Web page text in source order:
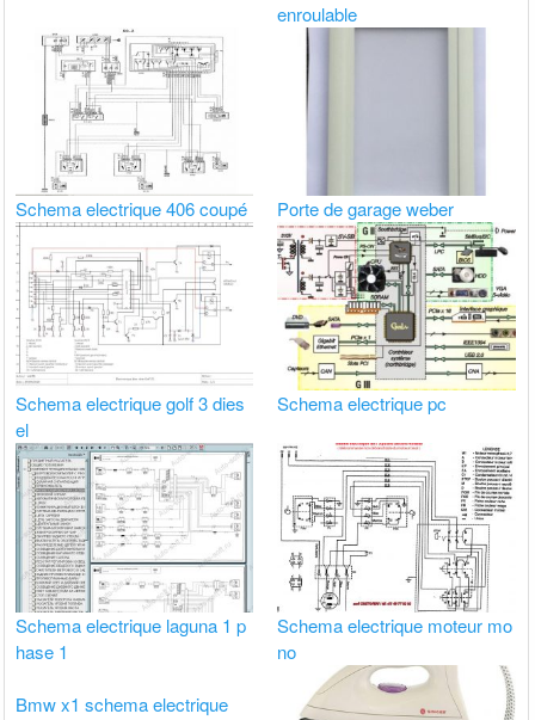
enroulable
Schema electrique 406 coupé Porte de garage weber
Schema electrique golf 3 dies
el
Schema electrique pc
Schema electrique laguna 1 p
hase 1
Schema electrique moteur mo
no
Bmw x1 schema electrique